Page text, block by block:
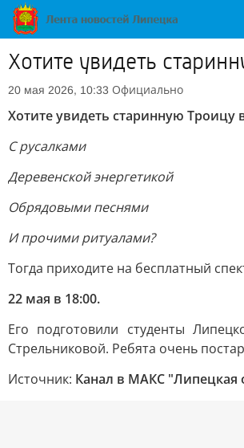
Хотите увидеть
20 мая 2026, 10:33 Официально
Хотите увидеть старинную Троицу
С русалками
Деревенской энергетикой
Обрядовыми песнями
И прочими ритуалами?
Тогда приходите на бесплатный
22 мая в 18:00.
Его подготовили студенты
Стрельниковой. Ребята очень
Источник: Канал в МАКС "Липецкая